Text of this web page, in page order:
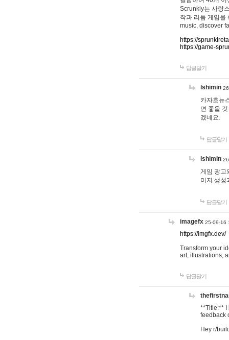
Scrunkly는 사랑
작과 리듬 게임을
music, discover
https://
https://game-
답글달기
lshimin
카자흐뉴
면 좋을
겠네요.
답글달기
lshimin
게임 광고
미지 생성
답글달기
imagefx 25-09-16
https://imgfx.dev/
Transform your
art, illustrations,
답글달기
**Title:** I
feedback
Hey r/